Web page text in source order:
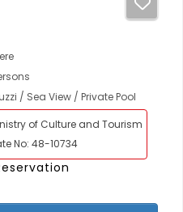
/ Sea View / Private Pool
of Culture and Tourism
No: 48-10734